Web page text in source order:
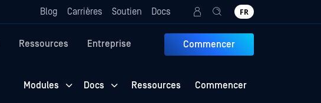
Blog Carrières Soutien Docs FR
Ressources Entreprise Commencer
Modules Docs Ressources Commencer